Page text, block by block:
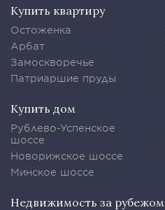
Купить квартиру
Остоженка
Арбат
Замоскворечье
Патриаршие пруды
Купить дом
Рублево-Успенское
шоссе
Новорижское шоссе
Минское шоссе
Недвижимость за рубежом